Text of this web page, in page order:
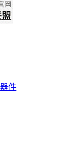
件